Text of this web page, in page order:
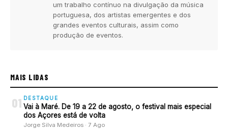
um trabalho contínuo na divulgação da música
portuguesa, dos artistas emergentes e dos
grandes eventos culturais, assim como
produção de eventos.
MAIS LIDAS
01 DESTAQUE
Vai à Maré. De 19 a 22 de agosto, o festival mais especial
dos Açores está de volta
Jorge Silva Medeiros · 7 Ago